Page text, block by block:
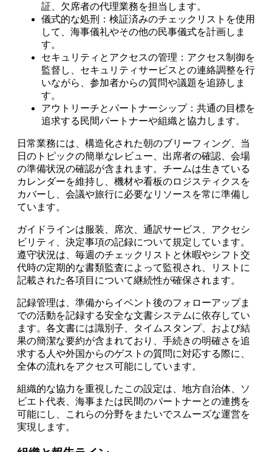
証、欠席者の代理業務を担当します。
儀式的な処刑：検証済みのチェックリストを使用
して、海事儀礼やその他の民事儀式を計画しま
す。
セキュリティとアクセスの管理：アクセス制御を
監督し、セキュリティサービスとの連絡調整を行
いながら、参加者からの質問や議題を追跡しま
す。
アウトリーチとパートナーシップ：共通の目標を
追求する民間パートナーや組織と協力します。
日常業務には、構造化された朝のブリーフィング、当
日のトピックの簡単なレビュー、出席者の確認、会場
の準備状況の確認が含まれます。チームは生きている
カレンダーを維持し、機材や看板のロジスティクスを
カバーし、会議や旅行に必要なリソースを常に準備し
ています。
ガイドラインは服装、席次、通訳サービス、アクセシ
ビリティ、決定事項の記録について規定しています。
遵守状況は、毎週のチェックリストと休暇やシフト交
代時の定期的な書類監査によって監視され、リストに
記載された各項目について継続性が確保されます。
記録管理は、準備からイベント後のフォローアップま
での活動を記録する安全な文書システムに依存してい
ます。各文書には識別子、タイムスタンプ、および結
果の簡潔な要約が含まれており、手続きの明確さを追
求する人や外国からのゲストの質問に対応する際に、
全体の流れをアクセス可能にしています。
組織的な協力を重視したこの設定は、地方自治体、ソ
ビエト代表、海事または民間のパートナーとの連携を
可能にし、これらの分野をまたいでスムーズな運営を
実現します。